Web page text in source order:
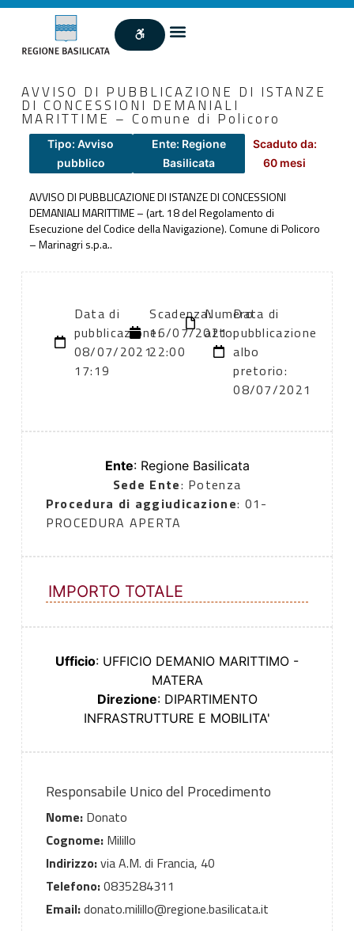
AVVISO DI PUBBLICAZIONE DI ISTANZE
DI CONCESSIONI DEMANIALI
MARITTIME – Comune di Policoro
Tipo: Avviso
pubblico
Ente: Regione
Basilicata
Scaduto da:
60 mesi
AVVISO DI PUBBLICAZIONE DI ISTANZE DI CONCESSIONI
DEMANIALI MARITTIME – (art. 18 del Regolamento di
Esecuzione del Codice della Navigazione). Comune di Policoro
– Marinagri s.p.a..
Data di
pubblicazione:
08/07/2021
17:19
Scadenza:
16/07/2021
22:00
Numero
atto:
Data di
pubblicazione
albo
pretorio:
08/07/2021
Ente: Regione Basilicata
Sede Ente: Potenza
Procedura di aggiudicazione: 01-
PROCEDURA APERTA
IMPORTO TOTALE
Ufficio: UFFICIO DEMANIO MARITTIMO -
MATERA
Direzione: DIPARTIMENTO
INFRASTRUTTURE E MOBILITA'
Responsabile Unico del Procedimento
Nome:Donato
Cognome:Milillo
Indirizzo:via A.M. di Francia, 40
Telefono:0835284311
Email:donato.milillo@regione.basilicata.it